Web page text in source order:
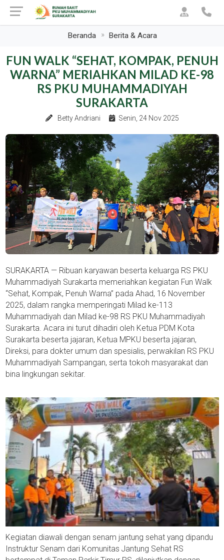
Beranda Berita & Acara
FUN WALK “SEHAT, KOMPAK, PENUH
WARNA” MERIAHKAN MILAD KE-98
RS PKU MUHAMMADIYAH
SURAKARTA
Betty Andriani Senin, 24 Nov 2025
SURAKARTA — Ribuan karyawan beserta keluarga RS PKU
Muhammadiyah Surakarta memeriahkan kegiatan Fun Walk
“Sehat, Kompak, Penuh Warna” pada Ahad, 16 November
2025, dalam rangka memperingati Milad ke-113
Muhammadiyah dan Milad ke-98 RS PKU Muhammadiyah
Surakarta. Acara ini turut dihadiri oleh Ketua PDM Kota
Surakarta beserta jajaran, Ketua MPKU beserta jajaran,
Direksi, para dokter umum dan spesialis, perwakilan RS PKU
Muhammadiyah Sampangan, serta tokoh masyarakat dan
bina lingkungan sekitar.
Kegiatan diawali dengan senam jantung sehat yang dipandu
Instruktur Senam dari Komunitas Jantung Sehat RS